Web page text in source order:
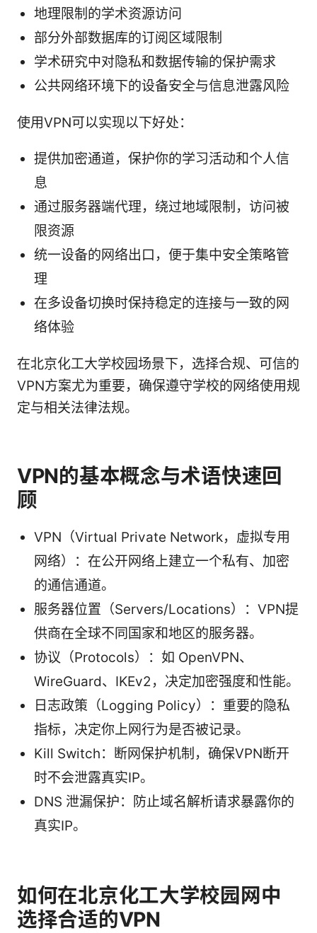
地理限制的学术资源访问
部分外部数据库的订阅区域限制
学术研究中对隐私和数据传输的保护需求
公共网络环境下的设备安全与信息泄露风险
使用VPN可以实现以下好处：
提供加密通道，保护你的学习活动和个人信
息
通过服务器端代理，绕过地域限制，访问被
限资源
统一设备的网络出口，便于集中安全策略管
理
在多设备切换时保持稳定的连接与一致的网
络体验
在北京化工大学校园场景下，选择合规、可信的
VPN方案尤为重要，确保遵守学校的网络使用规
定与相关法律法规。
VPN的基本概念与术语快速回
顾
VPN（Virtual Private Network，虚拟专用
网络）：在公开网络上建立一个私有、加密
的通信通道。
服务器位置（Servers/Locations）：VPN提
供商在全球不同国家和地区的服务器。
协议（Protocols）：如 OpenVPN、
WireGuard、IKEv2，决定加密强度和性能。
日志政策（Logging Policy）：重要的隐私
指标，决定你上网行为是否被记录。
Kill Switch：断网保护机制，确保VPN断开
时不会泄露真实IP。
DNS 泄漏保护：防止域名解析请求暴露你的
真实IP。
如何在北京化工大学校园网中
选择合适的VPN